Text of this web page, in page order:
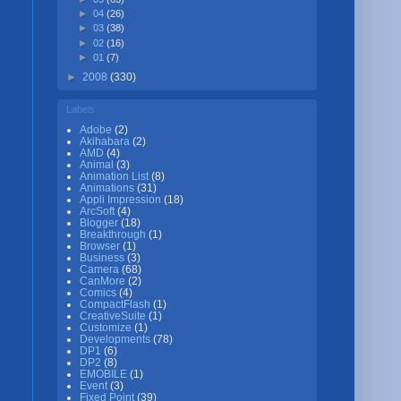
►04(26)
►03(38)
►02(16)
►01(7)
► 2008 (330)
Labels
Adobe (2)
Akihabara (2)
AMD (4)
Animal (3)
Animation List (8)
Animations (31)
Appli Impression (18)
ArcSoft (4)
Blogger (18)
Breakthrough (1)
Browser (1)
Business (3)
Camera (68)
CanMore (2)
Comics (4)
CompactFlash (1)
CreativeSuite (1)
Customize (1)
Developments (78)
DP1 (6)
DP2 (8)
EMOBILE (1)
Event (3)
Fixed Point (39)